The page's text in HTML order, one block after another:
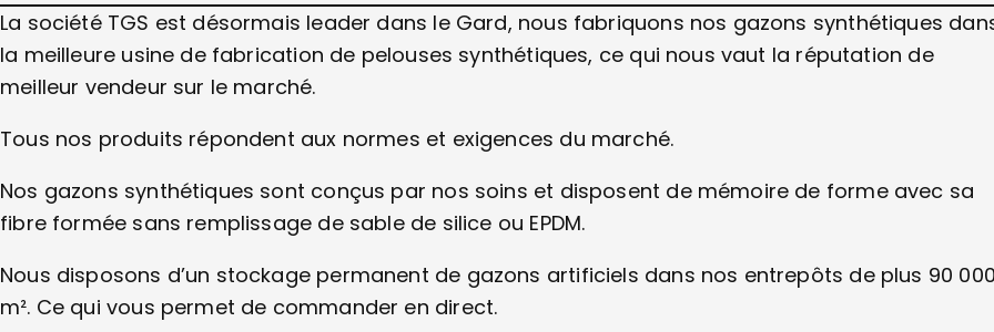
La société TGS est désormais leader dans le Gard, nous fabriquons nos gazons synthétiques
la meilleure usine de fabrication de pelouses synthétiques, ce qui nous vaut la réputation de
meilleur vendeur sur le marché.
Tous nos produits répondent aux normes et exigences du marché.
Nos gazons synthétiques sont conçus par nos soins et disposent de mémoire de forme avec sa
fibre formée sans remplissage de sable de silice ou EPDM.
Nous disposons d’un stockage permanent de gazons artificiels dans nos entrepôts de plus 90
m². Ce qui vous permet de commander en direct.